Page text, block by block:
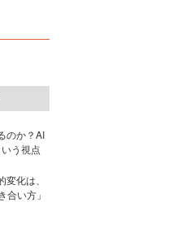
のか？AI
う視点
化は、
い方」